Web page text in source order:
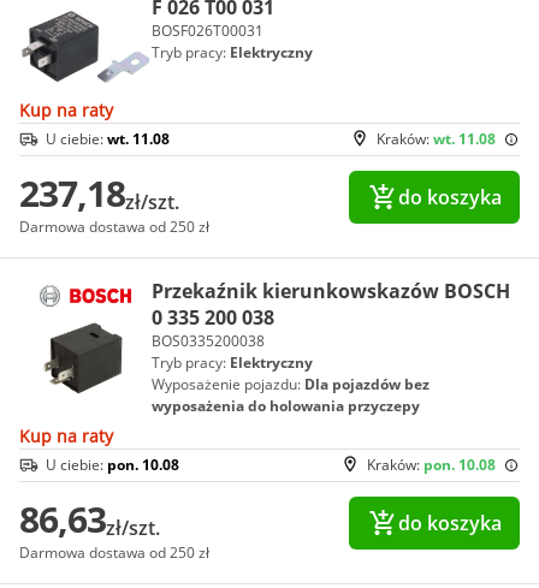
F 026 T00 031
BOSF026T00031
Tryb pracy: Elektryczny
Kup na raty
Kraków:wt. 11.08
U ciebie:wt. 11.08
237,18zł/szt.
Darmowa dostawa od 250 zł
do koszyka
Przekaźnik kierunkowskazów BOSCH
0 335 200 038
BOS0335200038
Tryb pracy: Elektryczny
Wyposażenie pojazdu: Dla pojazdów bez
wyposażenia do holowania przyczepy
Kup na raty
Kraków: pon. 10.08
U ciebie: pon. 10.08
86,63zł/szt.
Darmowa dostawa od 250 zł
do koszyka